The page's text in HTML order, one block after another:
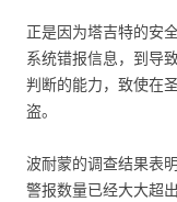
正是因为塔吉特的安
系统错报信息，到导
判断的能力，致使在
盗。
波耐蒙的调查结果表
警报数量已经大大超